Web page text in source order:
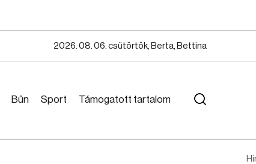
2026. 08. 06. csütörtök, Berta, Bettina
Bűn Sport Támogatott tartalom